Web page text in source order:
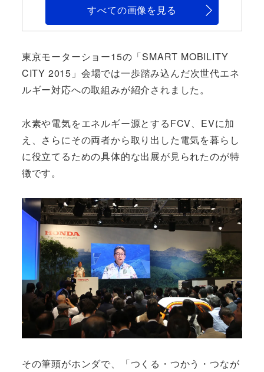
すべての画像を見る
東京モーターショー15の「SMART MOBILITY
CITY 2015」会場では一歩踏み込んだ次世代エネ
ルギー対応への取組みが紹介されました。
水素や電気をエネルギー源とするFCV、EVに加
え、さらにその両者から取り出した電気を暮らし
に役立てるための具体的な出展が見られたのが特
徴です。
その筆頭がホンダで、「つくる・つかう・つなが